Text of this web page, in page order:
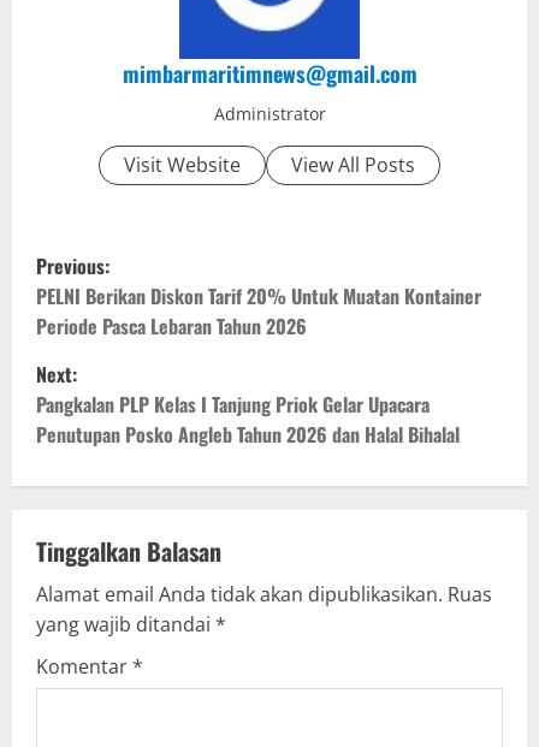
mimbarmaritimnews@gmail.com
Administrator
Visit Website View All Posts
P
o
s
t
n
v
i
g
Previous:
PELNI Berikan Diskon Tarif 20% Untuk Muatan Kontainer
Periode Pasca Lebaran Tahun 2026
Next:
Pangkalan PLP Kelas I Tanjung Priok Gelar Upacara
Penutupan Posko Angleb Tahun 2026 dan Halal Bihalal
Tinggalkan Balasan
Alamat email Anda tidak akan dipublikasikan. Ruas
yang wajib ditandai *
Komentar*